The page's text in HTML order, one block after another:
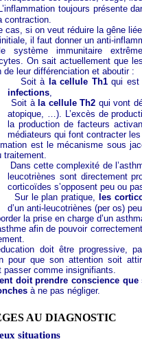
L’inflammation toujours présente
contraction.
cas, si on veut réduire la gêne
il faut donner un anti-
système immunitaire
On sait actuellement que
de leur différenciation et aboutir :
Soit à la cellule Th1qui est
infections,
Soit à la cellule Th2 qui vont
atopique, …). L’excès de
la production de facteurs
médiateurs qui font contracter
est le mécanisme sous
traitement.
Dans cette complexité de
leucotriènes sont directement
corticoïdes s’opposent peu ou
Sur le plan pratique,
les
d’un anti-leucotriènes (per os)
la prise en charge d’un
afin de pouvoir
doit être progressive,
pour que son attention soit
passer comme insignifiants.
doit prendre conscience
à ne pas négliger.
AU DIAGNOSTIC
situations